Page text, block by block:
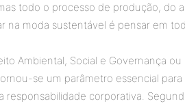
todo o processo de produção, do
na moda sustentável é pensar em
Ambiental, Social e Governança ou
se um parâmetro essencial
responsabilidade corporativa.